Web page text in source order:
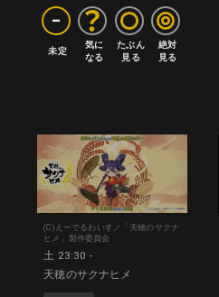
-
未定
気に
なる
たぶん
見る
絶対
見る
(C)えーでるわいす／「天穂のサクナ
ヒメ」製作委員会
土 23:30 -
天穂のサクナヒメ